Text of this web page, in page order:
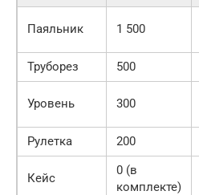
Паяльник 1 500
Труборез
500
Уровень 300
Рулетка
200
Кейс
0 (в
комплекте)